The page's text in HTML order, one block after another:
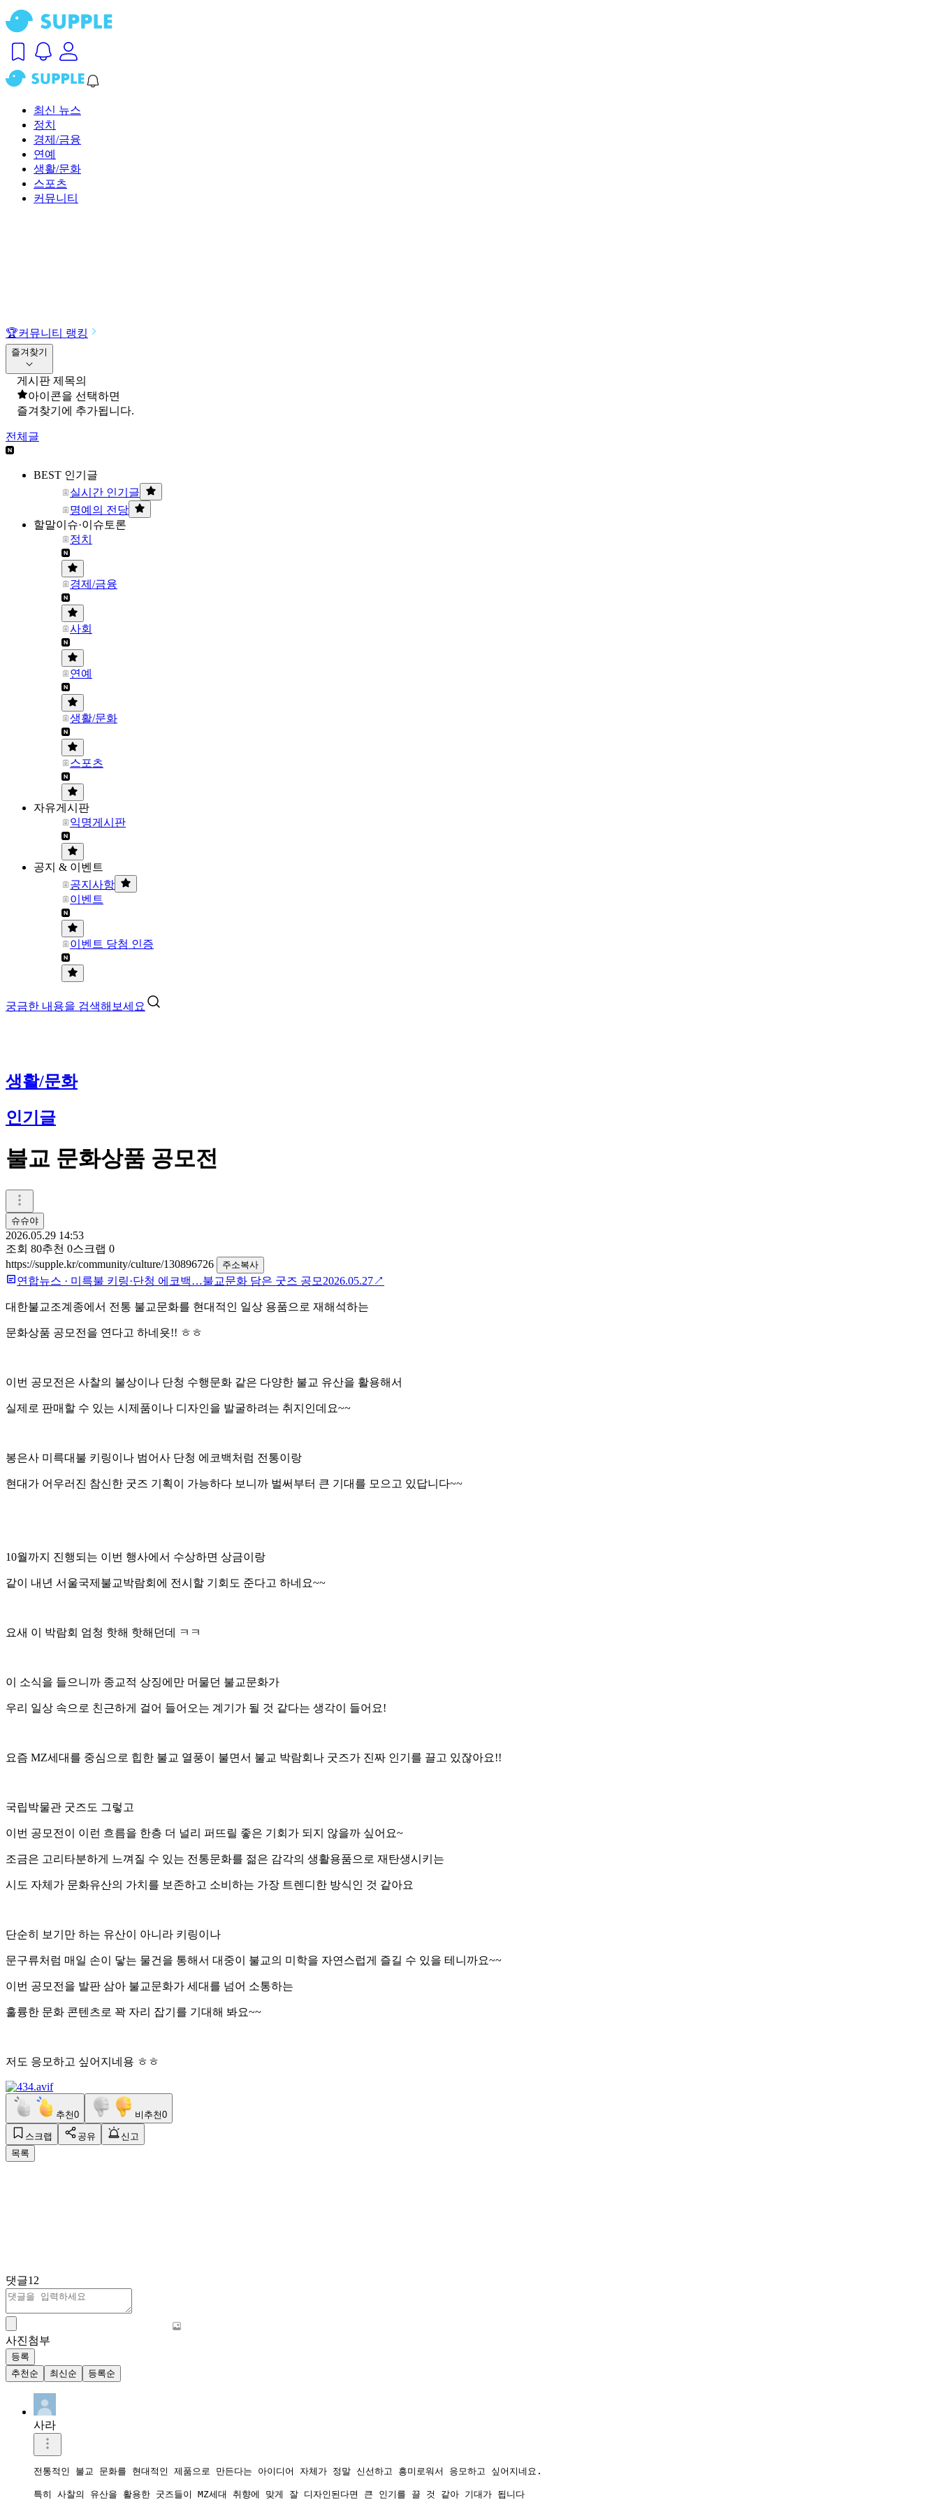
최신 뉴스
정치
경제/금융
연예
생활/문화
스포츠
커뮤니티
🏆커뮤니티 랭킹
즐겨찾기
게시판 제목의
아이콘을 선택하면
즐겨찾기에 추가됩니다.
전체글
BEST 인기글
실시간 인기글
명예의 전당
할말이슈·이슈토론
정치
경제/금융
사회
연예
생활/문화
스포츠
자유게시판
익명게시판
공지 & 이벤트
공지사항
이벤트
이벤트 당첨 인증
궁금한 내용을 검색해보세요
생활/문화
인기글
불교 문화상품 공모전
슈슈야
2026.05.29 14:53
조회 80추천 0스크랩 0
https://supple.kr/community/culture/130896726
주소복사
연합뉴스 · 미륵불 키링·단청 에코백…불교문화 담은 굿즈 공모 2026.05.27↗
대한불교조계종에서 전통 불교문화를 현대적인 일상 용품으로 재해석하는
문화상품 공모전을 연다고 하네욧!! ㅎㅎ
이번 공모전은 사찰의 불상이나 단청 수행문화 같은 다양한 불교 유산을 활용해서
실제로 판매할 수 있는 시제품이나 디자인을 발굴하려는 취지인데요~~
봉은사 미륵대불 키링이나 범어사 단청 에코백처럼 전통이랑
현대가 어우러진 참신한 굿즈 기획이 가능하다 보니까 벌써부터 큰 기대를 모으고 있답니다~~
10월까지 진행되는 이번 행사에서 수상하면 상금이랑
같이 내년 서울국제불교박람회에 전시할 기회도 준다고 하네요~~
요새 이 박람회 엄청 핫해 핫해던데 ㅋㅋ
이 소식을 들으니까 종교적 상징에만 머물던 불교문화가
우리 일상 속으로 친근하게 걸어 들어오는 계기가 될 것 같다는 생각이 들어요!
요즘 MZ세대를 중심으로 힙한 불교 열풍이 불면서 불교 박람회나 굿즈가 진짜 인기를 끌고 있잖아요!!
국립박물관 굿즈도 그렇고
이번 공모전이 이런 흐름을 한층 더 널리 퍼뜨릴 좋은 기회가 되지 않을까 싶어요~
조금은 고리타분하게 느껴질 수 있는 전통문화를 젊은 감각의 생활용품으로 재탄생시키는
시도 자체가 문화유산의 가치를 보존하고 소비하는 가장 트렌디한 방식인 것 같아요
단순히 보기만 하는 유산이 아니라 키링이나
문구류처럼 매일 손이 닿는 물건을 통해서 대중이 불교의 미학을 자연스럽게 즐길 수 있을 테니까요~~
이번 공모전을 발판 삼아 불교문화가 세대를 넘어 소통하는
훌륭한 문화 콘텐츠로 꽉 자리 잡기를 기대해 봐요~~
저도 응모하고 싶어지네용 ㅎㅎ
추천0 비추천0
스크랩 공유
신고
목록
댓글12
사진첨부
등록
추천순
최신순 등록순
사라
전통적인 불교 문화를 현대적인 제품으로 만든다는 아이디어 자체가 정말 신선하고 흥미로워서 응모하고 싶어지네요.
특히 사찰의 유산을 활용한 굿즈들이 MZ세대 취향에 맞게 잘 디자인된다면 큰 인기를 끌 것 같아 기대가 됩니다